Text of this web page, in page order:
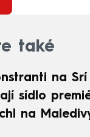
také
na Srí
sídlo
na